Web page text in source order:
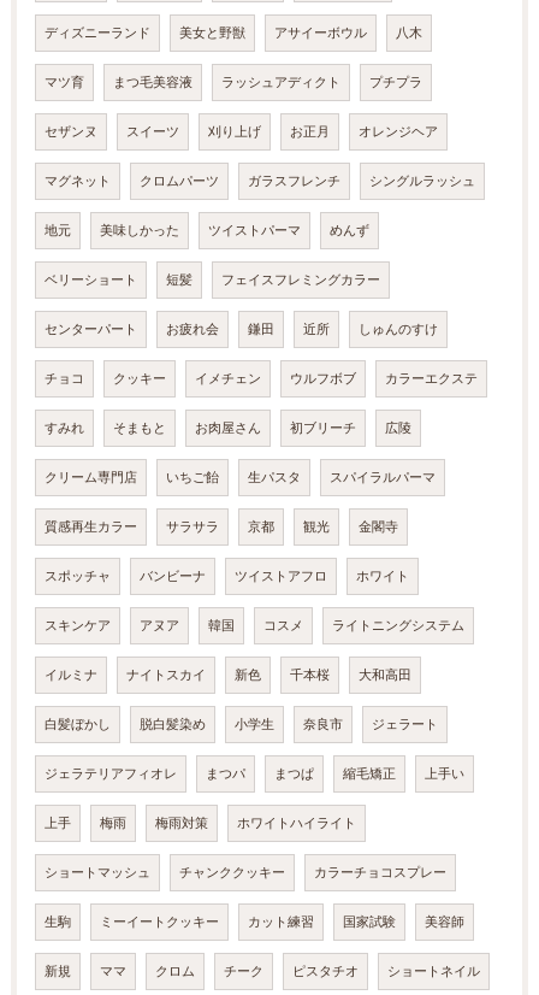
ディズニーランド 美女と野獣 アサイーボウル 八木
マツ育 まつ毛美容液 ラッシュアディクト プチプラ
セザンヌ スイーツ 刈り上げ お正月 オレンジヘア
マグネット クロムパーツ ガラスフレンチ シングルラッシュ
地元 美味しかった ツイストパーマ めんず
ベリーショート 短髪 フェイスフレミングカラー
センターパート お疲れ会 鎌田 近所 しゅんのすけ
チョコ クッキー イメチェン ウルフボブ カラーエクステ
すみれ そまもと お肉屋さん 初ブリーチ 広陵
クリーム専門店 いちご飴 生パスタ スパイラルパーマ
質感再生カラー サラサラ 京都 観光 金閣寺
スポッチャ バンビーナ ツイストアフロ ホワイト
スキンケア アヌア 韓国 コスメ ライトニングシステム
イルミナ ナイトスカイ 新色 千本桜 大和高田
白髪ぼかし 脱白髪染め 小学生 奈良市 ジェラート
ジェラテリアフィオレ まつパ まつぱ 縮毛矯正 上手い
上手 梅雨 梅雨対策 ホワイトハイライト
ショートマッシュ チャンククッキー カラーチョコスプレー
生駒 ミーイートクッキー カット練習 国家試験 美容師
新規 ママ クロム チーク ピスタチオ ショートネイル